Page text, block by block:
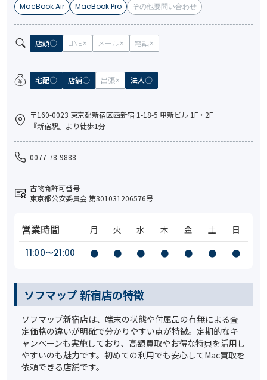
MacBook Air
MacBook Pro その他要問い合わせ
店頭 LINE メール 電話
宅配 店舗 出張 法人
〒160-0023 東京都新宿区西新宿 1-18-5 甲新ビル 1F・2F
『新宿駅』より徒歩1分
0077-78-9888
古物商許可番号
東京都公安委員会 第301031206576号
営業時間 月 火 水 木 金 土
日
11:00〜21:00
● ● ● ● ● ● ●
ソフマップ 新宿店の特徴
ソフマップ新宿店は、端末の状態や付属品の有無による査
定価格の違いが明確で分かりやすい点が特徴。定期的なキ
ャンペーンも実施しており、高額買取やお得な特典を活用し
やすいのも魅力です。初めての利用でも安心してMac買取を
依頼できる店舗です。